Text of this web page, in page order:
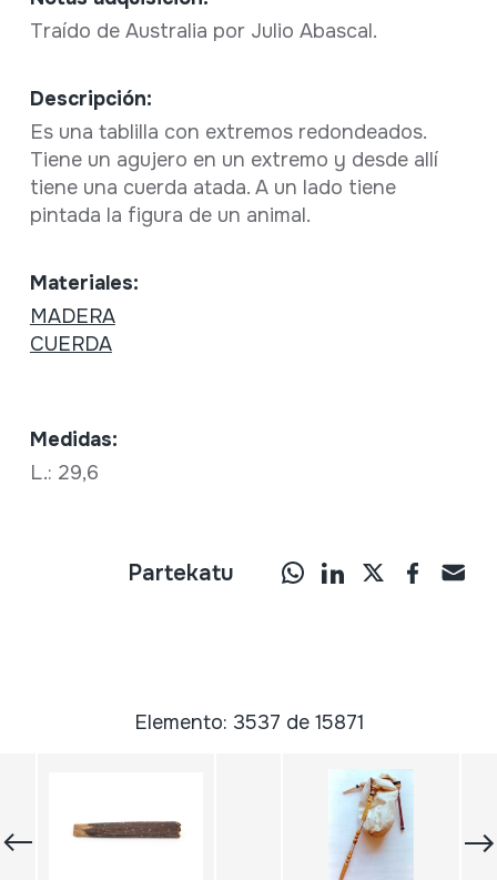
Traído de Australia por Julio Abascal.
Descripción:
Es una tablilla con extremos redondeados.
Tiene un agujero en un extremo y desde allí
tiene una cuerda atada. A un lado tiene
pintada la figura de un animal.
Materiales:
MADERA
CUERDA
Medidas:
L.: 29,6
Partekatu
Elemento: 3537 de 15871